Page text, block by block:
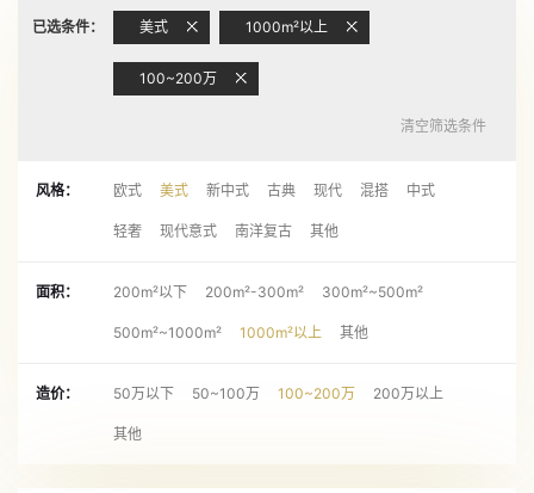
已选条件： 美式 1000m²以上
100~200万
清空筛选条件
风格： 欧式 美式 新中式 古典 现代 混搭 中式
轻奢 现代意式 南洋复古 其他
面积： 200m²以下 200m²-300m² 300m²~500m²
500m²~1000m² 1000m²以上 其他
造价： 50万以下 50~100万 100~200万 200万以上
其他